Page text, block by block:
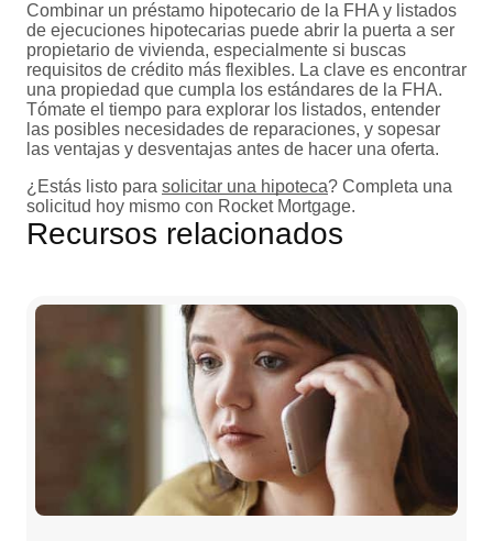
Combinar un préstamo hipotecario de la FHA y listados
de ejecuciones hipotecarias puede abrir la puerta a ser
propietario de vivienda, especialmente si buscas
requisitos de crédito más flexibles. La clave es encontrar
una propiedad que cumpla los estándares de la FHA.
Tómate el tiempo para explorar los listados, entender
las posibles necesidades de reparaciones, y sopesar
las ventajas y desventajas antes de hacer una oferta.
¿Estás listo para solicitar una hipoteca? Completa una
solicitud hoy mismo con Rocket Mortgage.
Recursos relacionados